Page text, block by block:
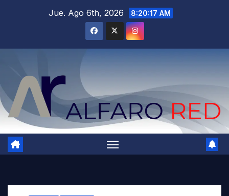
Jue. Ago 6th, 2026 8:20:19 AM